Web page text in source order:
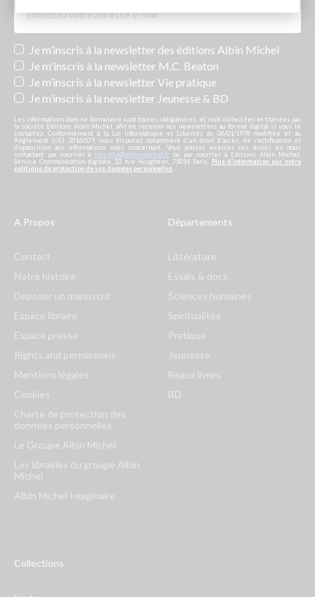
Newsletters
Je m’inscris à la newsletter des éditions Albin Michel
Je m'inscris à la newsletter M.C. Beaton
Je m’inscris à la newsletter Vie pratique
Je m’inscris à la newsletter Jeunesse & BD
Les informations dans ce formulaire sont toutes obligatoires, et sont collectées et traitées par
la société Editions Albin Michel, afin de recevoir nos newsletters au format digital si vous le
souhaitez. Conformément à la Loi Informatique et Libertés du 06/01/1978 modifiée et au
Règlement (UE) 2016/679, vous disposez notamment d'un droit d'accès, de rectification et
d’opposition aux informations vous concernant. Vous pouvez exercer ces droits en nous
contactant par courriel à info-site@albin-michel.fr ou par courrier à Editions Albin Michel,
Service Communication digitale, 22 rue Huyghens, 75014 Paris.
Plus d’information sur notre
politique de protection de vos données personnelles
A Propos
Contact
Notre histoire
Déposer un manuscrit
Espace libraire
Espace presse
Rights and permissions
Mentions légales
Cookies
Charte de protection des
données personnelles
Le Groupe Albin Michel
Les librairies du groupe Albin
Michel
Albin Michel Imaginaire
Départements
Littérature
Essais & docs
Sciences humaines
Spiritualités
Pratique
Jeunesse
Beaux livres
BD
Collections